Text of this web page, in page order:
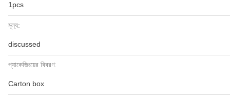
1pcs
মূল্য:
discussed
প্যাকেজিংয়ের বিবরণ:
Carton box